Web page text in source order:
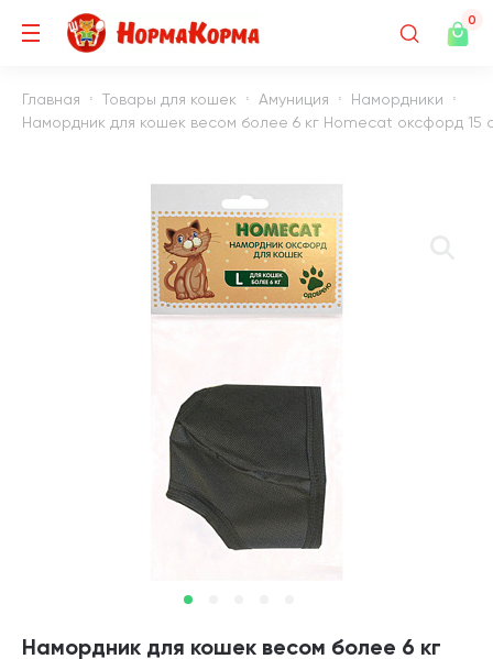
0
Главная Товары для кошек Амуниция
Намордники
Намордник для кошек весом более 6 кг Homecat оксфорд 15
Намордник для кошек весом более 6 кг